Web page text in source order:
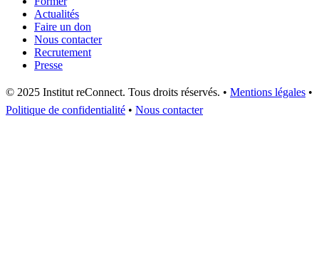
Actualités
Faire un don
Nous contacter
Recrutement
Presse
© 2025 Institut reConnect. Tous droits réservés. • Mentions légales •
Politique de confidentialité • Nous contacter